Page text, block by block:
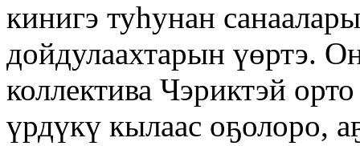
кинигэ туһунан
дойдулаахтарын үөртэ.
коллектива Чэриктэй
үрдүкү кылаас оҕолоро,